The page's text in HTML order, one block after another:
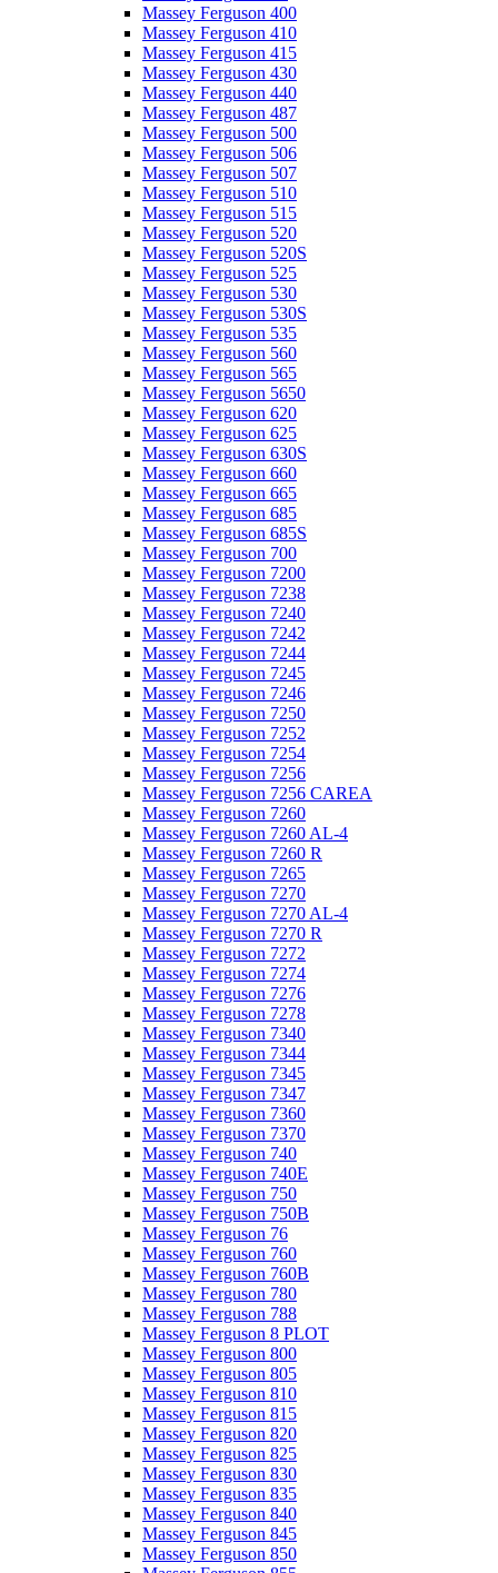
Massey Ferguson 400
Massey Ferguson 410
Massey Ferguson 415
Massey Ferguson 430
Massey Ferguson 440
Massey Ferguson 487
Massey Ferguson 500
Massey Ferguson 506
Massey Ferguson 507
Massey Ferguson 510
Massey Ferguson 515
Massey Ferguson 520
Massey Ferguson 520S
Massey Ferguson 525
Massey Ferguson 530
Massey Ferguson 530S
Massey Ferguson 535
Massey Ferguson 560
Massey Ferguson 565
Massey Ferguson 5650
Massey Ferguson 620
Massey Ferguson 625
Massey Ferguson 630S
Massey Ferguson 660
Massey Ferguson 665
Massey Ferguson 685
Massey Ferguson 685S
Massey Ferguson 700
Massey Ferguson 7200
Massey Ferguson 7238
Massey Ferguson 7240
Massey Ferguson 7242
Massey Ferguson 7244
Massey Ferguson 7245
Massey Ferguson 7246
Massey Ferguson 7250
Massey Ferguson 7252
Massey Ferguson 7254
Massey Ferguson 7256
Massey Ferguson 7256 CAREA
Massey Ferguson 7260
Massey Ferguson 7260 AL-4
Massey Ferguson 7260 R
Massey Ferguson 7265
Massey Ferguson 7270
Massey Ferguson 7270 AL-4
Massey Ferguson 7270 R
Massey Ferguson 7272
Massey Ferguson 7274
Massey Ferguson 7276
Massey Ferguson 7278
Massey Ferguson 7340
Massey Ferguson 7344
Massey Ferguson 7345
Massey Ferguson 7347
Massey Ferguson 7360
Massey Ferguson 7370
Massey Ferguson 740
Massey Ferguson 740E
Massey Ferguson 750
Massey Ferguson 750B
Massey Ferguson 76
Massey Ferguson 760
Massey Ferguson 760B
Massey Ferguson 780
Massey Ferguson 788
Massey Ferguson 8 PLOT
Massey Ferguson 800
Massey Ferguson 805
Massey Ferguson 810
Massey Ferguson 815
Massey Ferguson 820
Massey Ferguson 825
Massey Ferguson 830
Massey Ferguson 835
Massey Ferguson 840
Massey Ferguson 845
Massey Ferguson 850